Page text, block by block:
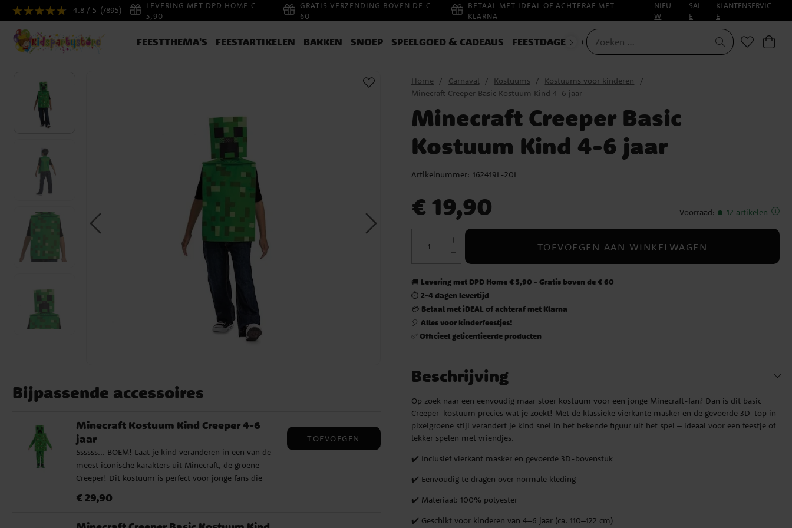
4.8 / 5 (7895)
LEVERING MET DPD HOME €
5,90
GRATIS VERZENDING BOVEN DE €
60
BETAAL MET IDEAL OF ACHTERAF MET
KLARNA
NIEU
W
SAL
E
KLANTENSERVIC
E
FEESTTHEMA'S FEESTARTIKELEN BAKKEN SNOEP SPEELGOED & CADEAUS FEESTDAGEN CARNAVAL
Bijpassende accessoires
Minecraft Kostuum Kind Creeper 4-6
jaar
Ssssss... BOEM! Laat je kind veranderen in een van de
meest iconische karakters uit Minecraft, de groene
Creeper! Dit kostuum is perfect voor jonge fans die
Met een 3D-bovenstuk en het klassieke vierkante
Prijs: € 29,90
€ 29,90
TOEVOEGEN
Home Carnaval Kostuums
Kostuums voor kinderen
Minecraft Creeper Basic Kostuum Kind 4-6 jaar
Minecraft Creeper Basic
Kostuum Kind 4-6 jaar
Artikelnummer: 162419L-20L
€ 19,90 Voorraad: 12 artikelen
TOEVOEGEN AAN WINKELWAGEN
🚚 Levering met DPD Home € 5,90 - Gratis boven de € 60
⏱️2-4 dagen levertijd
💳 Betaal met iDEAL of achteraf met Klarna
🎈Alles voor kinderfeestjes!
✅Officieel gelicentieerde producten
Beschrijving
Op zoek naar een eenvoudig maar stoer kostuum voor een jonge Minecraft-fan? Dan is dit basic
Creeper-kostuum precies wat je zoekt! Met de klassieke vierkante masker en de gevoerde 3D-top in
pixelgroene stijl verandert je kind snel in het bekende figuur uit het spel – ideaal voor een feestje of
lekker spelen met vriendjes.
✔️ Inclusief vierkant masker en gevoerde 3D-bovenstuk
✔️ Eenvoudig te dragen over normale kleding
✔️ Materiaal: 100% polyester
✔️ Geschikt voor kinderen van 4–6 jaar (ca. 110–122 cm)